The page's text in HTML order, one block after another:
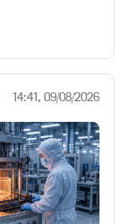
14:41, 09/08/2026